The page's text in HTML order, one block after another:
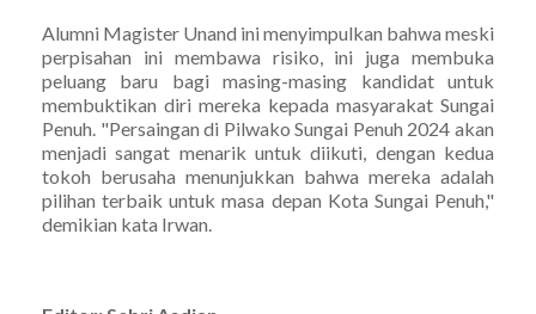
Alumni Magister Unand ini menyimpulkan bahwa meski
perpisahan ini membawa risiko, ini juga membuka
peluang baru bagi masing-masing kandidat untuk
membuktikan diri mereka kepada masyarakat Sungai
Penuh. "Persaingan di Pilwako Sungai Penuh 2024 akan
menjadi sangat menarik untuk diikuti, dengan kedua
tokoh berusaha menunjukkan bahwa mereka adalah
pilihan terbaik untuk masa depan Kota Sungai Penuh,"
demikian kata Irwan.